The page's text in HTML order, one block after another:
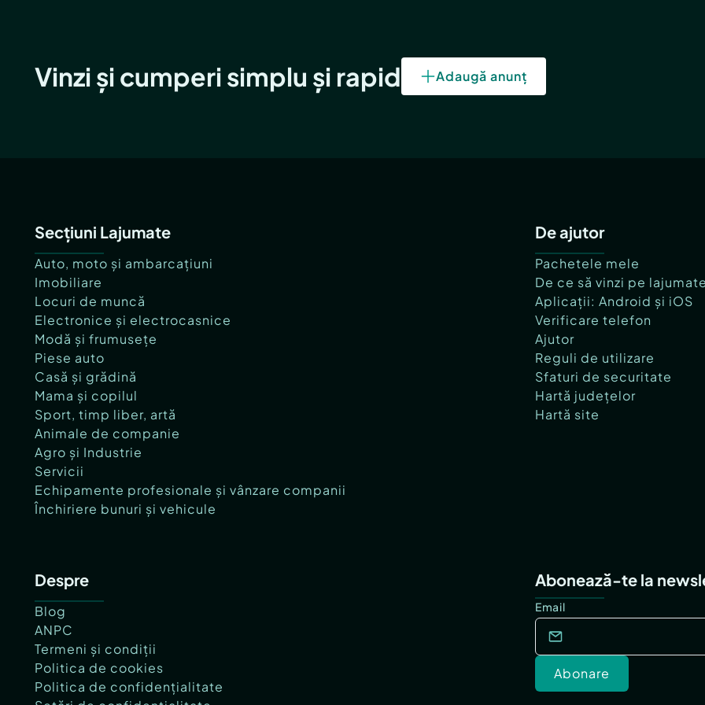
Vinzi și cumperi simplu și rapid Adaugă anunț
Secțiuni Lajumate
Auto, moto și ambarcațiuni
Imobiliare
Locuri de muncă
Electronice și electrocasnice
Modă și frumusețe
Piese auto
Casă și grădină
Mama și copilul
Sport, timp liber, artă
Animale de companie
Agro și Industrie
Servicii
Echipamente profesionale și vânzare companii
Închiriere bunuri și vehicule
De ajutor
Pachetele mele
De ce să vinzi pe
Aplicații: Android și iOS
Verificare telefon
Ajutor
Reguli de utilizare
Sfaturi de securitate
Hartă județelor
Hartă site
Despre
Blog
ANPC
Termeni și condiții
Politica de cookies
Politica de confidențialitate
Abonează-te la
Email
Abonare